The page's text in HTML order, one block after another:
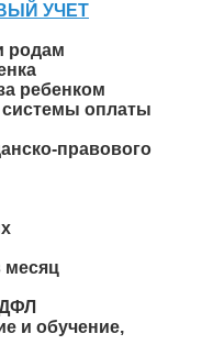
УЧЕТ
родам
ребенком
системы оплаты
правового
месяц
и обучение,